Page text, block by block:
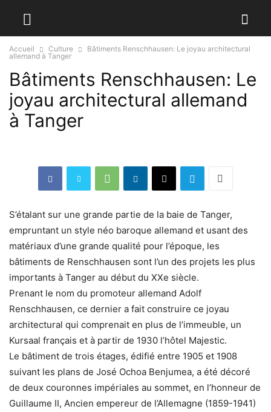
Accueil Culture
Bâtiments Renschhausen: Le joyau architectural
allemand à Tanger
Bâtiments Renschhausen: Le
joyau architectural allemand
à Tanger
S’étalant sur une grande partie de la baie de Tanger,
empruntant un style néo baroque allemand et usant des
matériaux d’une grande qualité pour l’époque, les
bâtiments de Renschhausen sont l’un des projets les plus
importants à Tanger au début du XXe siècle.
Prenant le nom du promoteur allemand Adolf
Renschhausen, ce dernier a fait construire ce joyau
architectural qui comprenait en plus de l’immeuble, un
Kursaal français et à partir de 1930 l’hôtel Majestic.
Le bâtiment de trois étages, édifié entre 1905 et 1908
suivant les plans de José Ochoa Benjumea, a été décoré
de deux couronnes impériales au sommet, en l’honneur de
Guillaume II, Ancien empereur de l’Allemagne (1859-1941)